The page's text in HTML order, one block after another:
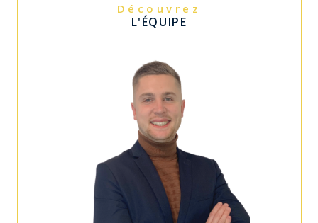
Découvrez
L'ÉQUIPE